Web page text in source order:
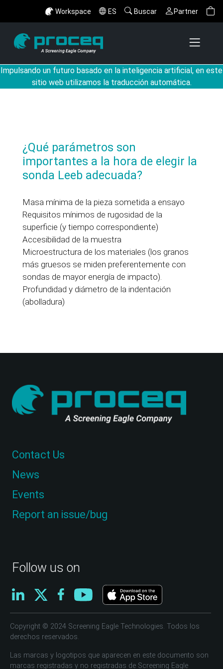
Workspace ES Buscar Partner
Impulsando un futuro basado en la inteligencia artificial, en este
sitio web utilizamos la traducción automática.
¿Qué parámetros son
importantes a la hora de elegir la
sonda Leeb adecuada?
Masa mínima de la pieza sometida a ensayo
Requisitos mínimos de rugosidad de la
superficie (y tiempo correspondiente)
Accesibilidad de la muestra
Microestructura de los materiales (los granos
más gruesos se miden preferentemente con
sondas de mayor energía de impacto).
Profundidad y diámetro de la indentación
(abolladura)
Follow us on
Contact Us
News
Events
Report an issue/bug
Copyright © 2024 Screening Eagle Technologies. Todos los
derechos reservados.
Las marcas y logotipos que aparecen en este documento son
marcas registradas y no registradas de Screening Eagle